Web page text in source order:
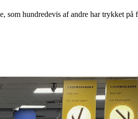
hundredevis af andre har trykket